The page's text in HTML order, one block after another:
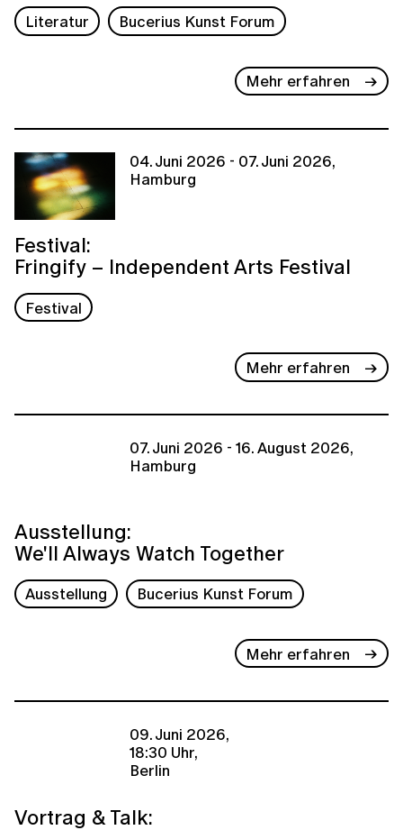
Literatur Bucerius Kunst Forum
Mehr erfahren
04. Juni 2026 - 07. Juni 2026,
Hamburg
Festival:
Fringify – Independent Arts Festival
Festival
Mehr erfahren
07. Juni 2026 - 16. August 2026,
Hamburg
Ausstellung:
We'll Always Watch Together
Ausstellung Bucerius Kunst Forum
Mehr erfahren
09. Juni 2026,
18:30 Uhr,
Berlin
Vortrag & Talk: